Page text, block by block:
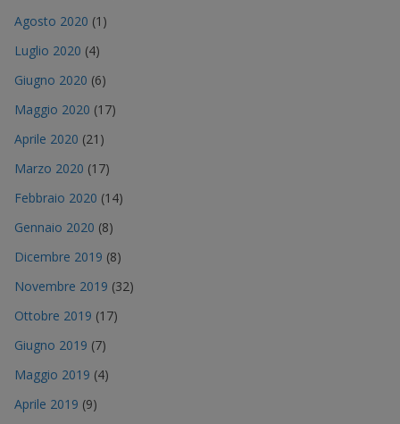
Agosto 2020 (1)
Luglio 2020 (4)
Giugno 2020 (6)
Maggio 2020 (17)
Aprile 2020 (21)
Marzo 2020 (17)
Febbraio 2020 (14)
Gennaio 2020 (8)
Dicembre 2019 (8)
Novembre 2019 (32)
Ottobre 2019 (17)
Giugno 2019 (7)
Maggio 2019 (4)
Aprile 2019 (9)